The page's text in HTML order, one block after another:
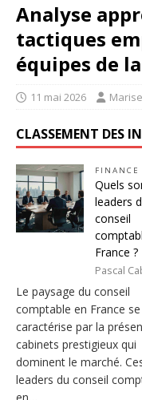
Analyse
tactiques
équipes de
11 mai 2026 Marise
CLASSEMENT DES
FINANCE
Quels
leaders
conseil
France ?
Pascal
Le paysage du conseil
comptable en France se
caractérise par la
cabinets prestigieux qui
dominent le marché.
leaders du conseil